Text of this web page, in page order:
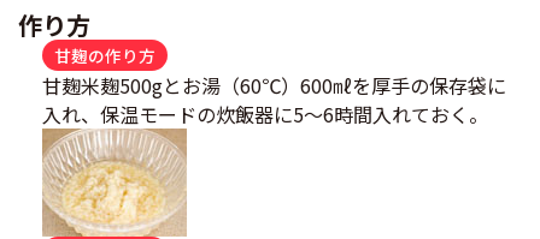
作り方
甘麹の作り方
甘麹米麹500gとお湯（60℃）600㎖を厚手の保存袋に
入れ、保温モードの炊飯器に5～6時間入れておく。